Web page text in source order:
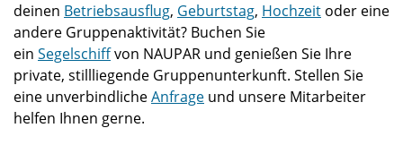
deinen Betriebsausflug, Geburtstag, Hochzeit oder eine
andere Gruppenaktivität? Buchen Sie
ein Segelschiffvon NAUPAR und genießen Sie Ihre
private, stillliegende Gruppenunterkunft. Stellen Sie
eine unverbindlicheAnfrage und unsere Mitarbeiter
helfen Ihnen gerne.